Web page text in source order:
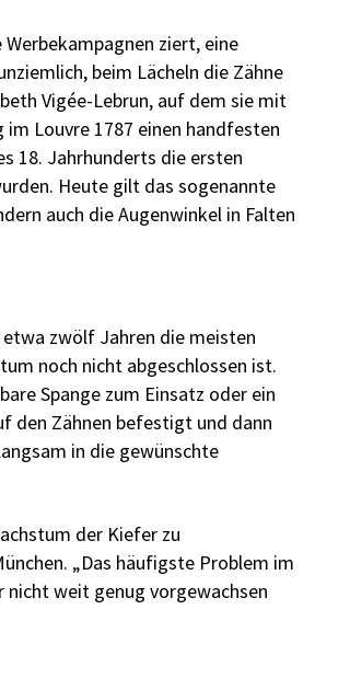
ziert, eine
beim Lächeln die Zähne
Vigée-Lebrun, auf dem sie mit
Louvre 1787 einen handfesten
18. Jahrhunderts die ersten
Heute gilt das sogenannte
auch die Augenwinkel in Falten
zwölf Jahren die meisten
noch nicht abgeschlossen ist.
­Spange zum Einsatz oder ein
den Zähnen befestigt und dann
in die gewünschte
der Kiefer zu
„Das häufigste Problem im
weit genug vorgewachsen